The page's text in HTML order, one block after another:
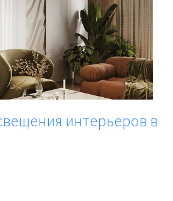
интерьеров в